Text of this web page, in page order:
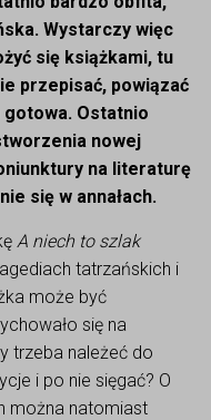
Wystarczy więc
się książkami, tu
przepisać, powiązać
gotowa. Ostatnio
nowej
na literaturę
się w annałach.
A niech to szlak
tatrzańskich i
może być
się na
trzeba należeć do
i po nie sięgać? O
można natomiast